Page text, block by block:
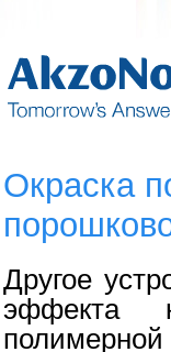
Окраска
Другое
эффекта
полимерной